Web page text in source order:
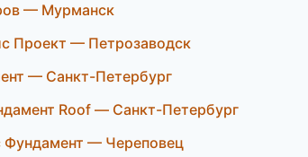
— Мурманск
Проект — Петрозаводск
— Санкт-Петербург
Roof — Санкт-Петербург
— Череповец